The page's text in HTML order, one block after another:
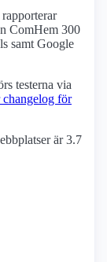
ComHem 300
samt Google
testerna via
för
är 3.7